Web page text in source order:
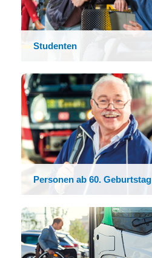
Studenten
Personen ab 60. Geburtstag